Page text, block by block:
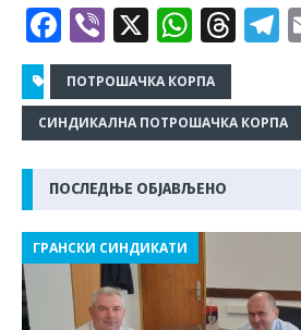
F
a
c
e
o
o
k
Vi
b
e
r
X W
h
at
s
p
p
T
r
e
s
T
e
g
ПОТРОШАЧКА КОРПА
СИНДИКАЛНА ПОТРОШАЧКА КОРПА
ПОСЛЕДЊЕ ОБЈАВЉЕНО
ГРАНСКИ СИНДИКАТИ